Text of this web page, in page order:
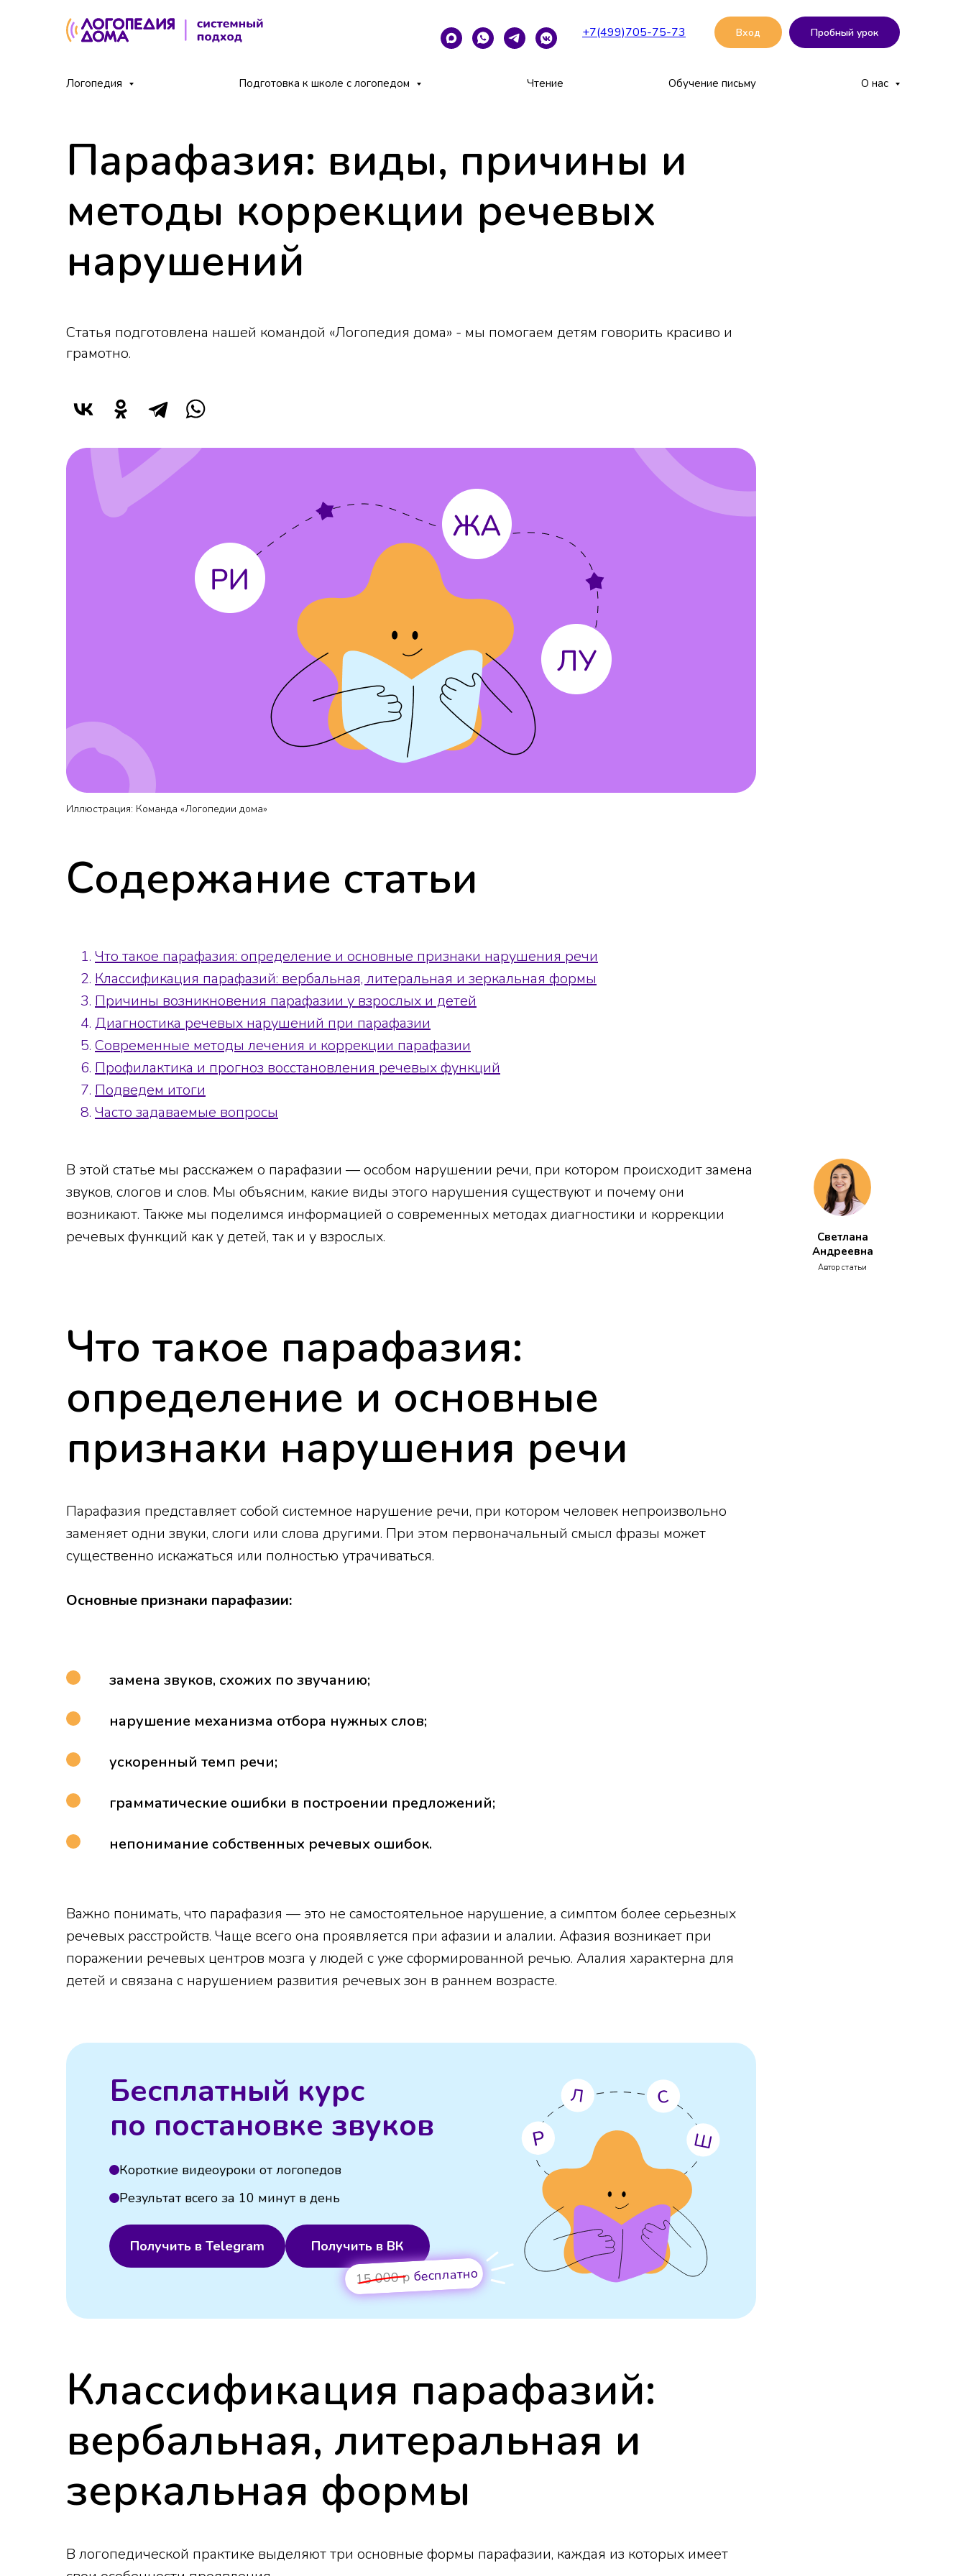
+7(499)705-75-73 Вход Пробный урок
Логопедия Подготовка к школе с логопедом Чтение Обучение письму О нас
Главная / Блог Парафазия: виды, причины и методы коррекции речевых нарушений
Парафазия: виды, причины и
методы коррекции речевых
нарушений
Статья подготовлена нашей командой «Логопедия дома» - мы помогаем детям говорить красиво и
грамотно.
Иллюстрация: Команда «Логопедии дома»
Содержание статьи
Что такое парафазия: определение и основные признаки нарушения речи
Классификация парафазий: вербальная, литеральная и зеркальная формы
Причины возникновения парафазии у взрослых и детей
Диагностика речевых нарушений при парафазии
Современные методы лечения и коррекции парафазии
Профилактика и прогноз восстановления речевых функций
Подведем итоги
Часто задаваемые вопросы
В этой статье мы расскажем о парафазии — особом нарушении речи, при котором происходит замена
звуков, слогов и слов. Мы объясним, какие виды этого нарушения существуют и почему они
возникают. Также мы поделимся информацией о современных методах диагностики и коррекции
речевых функций как у детей, так и у взрослых.
Светлана
Андреевна
Автор статьи
Что такое парафазия:
определение и основные
признаки нарушения речи
Парафазия представляет собой системное нарушение речи, при котором человек непроизвольно
заменяет одни звуки, слоги или слова другими. При этом первоначальный смысл фразы может
существенно искажаться или полностью утрачиваться.
Основные признаки парафазии:
замена звуков, схожих по звучанию;
нарушение механизма отбора нужных слов;
ускоренный темп речи;
грамматические ошибки в построении предложений;
непонимание собственных речевых ошибок.
Важно понимать, что парафазия — это не самостоятельное нарушение, а симптом более серьезных
речевых расстройств. Чаще всего она проявляется при афазии и алалии. Афазия возникает при
поражении речевых центров мозга у людей с уже сформированной речью. Алалия характерна для
детей и связана с нарушением развития речевых зон в раннем возрасте.
Бесплатный курс
по постановке звуков
Получить в Telegram Получить в ВК
15 000 р бесплатно
Результат всего за 10 минут в день
Короткие видеоуроки от логопедов
Классификация парафазий:
вербальная, литеральная и
зеркальная формы
В логопедической практике выделяют три основные формы парафазии, каждая из которых имеет